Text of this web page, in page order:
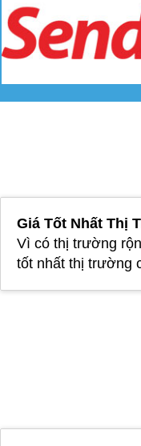
Giá Tốt Nhất Thị
Vì có thị trường
tốt nhất thị trường